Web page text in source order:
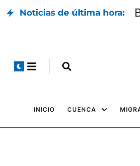
Noticias de última hora:
INICIO CUENCA